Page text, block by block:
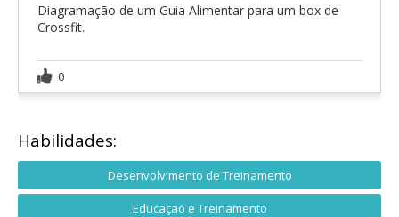
Diagramação de um Guia Alimentar para um box de
Crossfit.
0
Habilidades:
Desenvolvimento de Treinamento
Educação e Treinamento